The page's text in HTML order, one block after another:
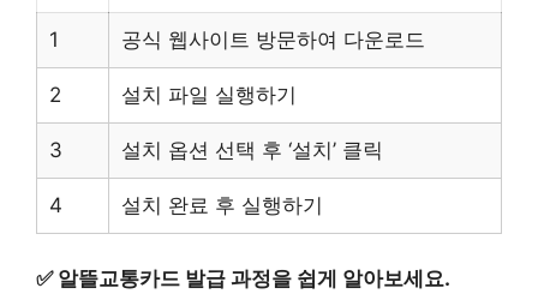
1 공식 웹사이트 방문하여 다운로드
2 설치 파일 실행하기
3 설치 옵션 선택 후 ‘설치’ 클릭
4 설치 완료 후 실행하기
✅ 알뜰교통카드 발급 과정을 쉽게 알아보세요.